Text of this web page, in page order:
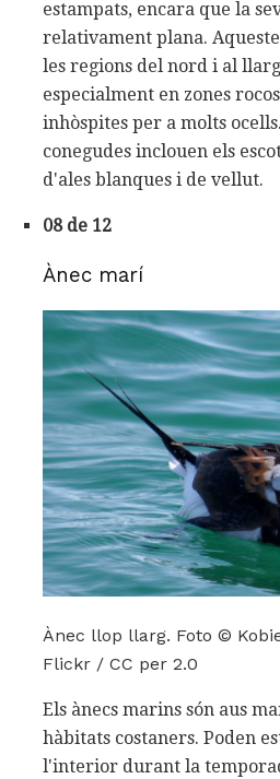
estampats, encara que la
relativament plana.
les regions del nord i al
especialment en zones
inhòspites per a molts
conegudes inclouen els
d'ales blanques i de vellut.
08 de 12
Ànec marí
Ànec llop llarg. Foto ©
Flickr / CC per 2.0
Els ànecs marins són aus
hàbitats costaners. Poden
l'interior durant la